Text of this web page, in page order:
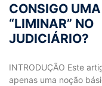
CONSIGO UMA
“LIMINAR” NO
JUDICIÁRIO?
INTRODUÇÃO Este
apenas uma noção